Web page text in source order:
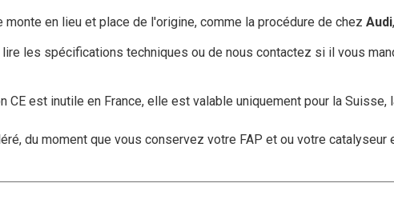
monte en lieu et place de l'origine, comme la procédure de chez Audi
les spécifications techniques ou de nous contactez si il vous
CE est inutile en France, elle est valable uniquement pour la
du moment que vous conservez votre FAP et ou votre